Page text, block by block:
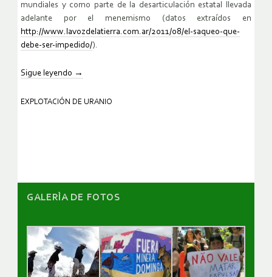
mundiales y como parte de la desarticulación estatal llevada
adelante por el menemismo (datos extraídos en
http://www.lavozdelatierra.com.ar/2011/08/el-saqueo-que-
debe-ser-impedido/).
Sigue leyendo →
EXPLOTACIÓN DE URANIO
GALERÌA DE FOTOS